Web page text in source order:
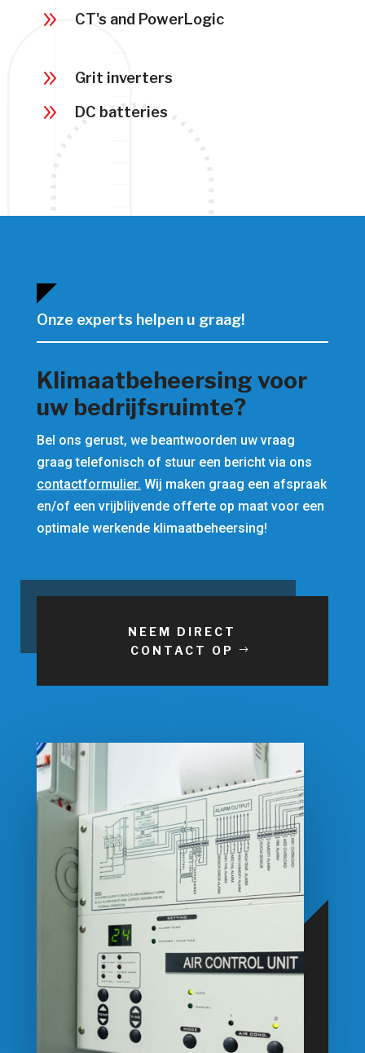
9 CT's and PowerLogic
9 Grit inverters
9 DC batteries
Onze experts helpen u graag!
Klimaat­beheersing voor
uw bedrijfsruimte?
Bel ons gerust, we beantwoorden uw vraag
graag telefonisch of stuur een bericht via ons
contactformulier. Wij maken graag een afspraak
en/of een vrijblijvende offerte op maat voor een
optimale werkende klimaatbeheersing!
NEEM DIRECT
CONTACT OP